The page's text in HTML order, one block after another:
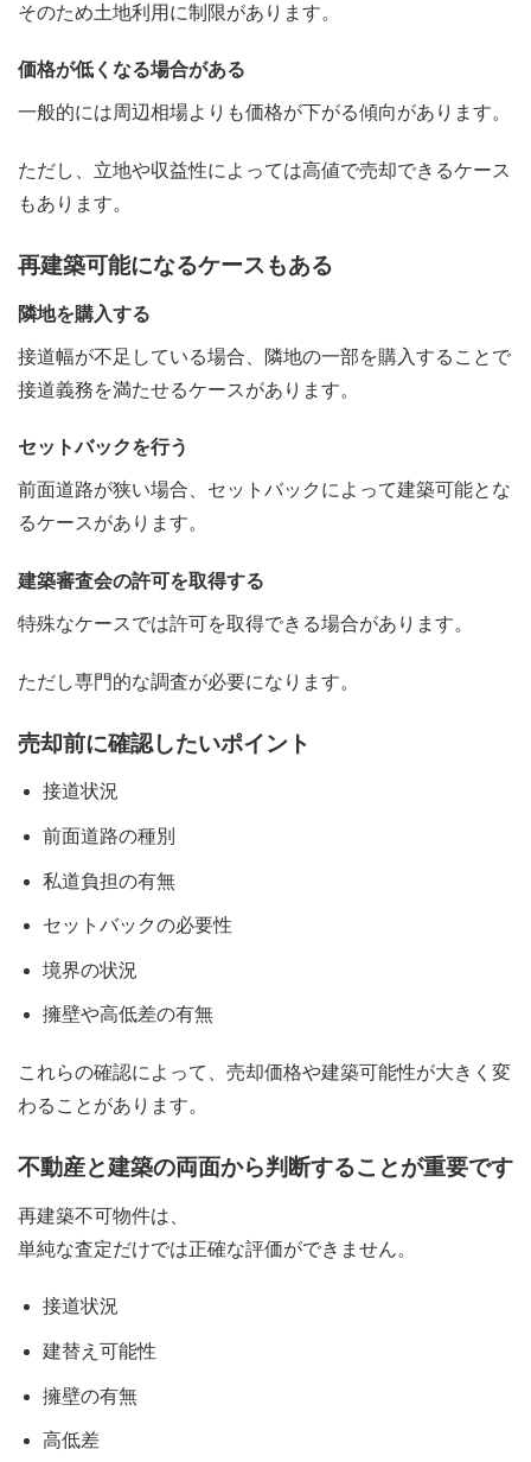
そのため土地利用に制限があります。
価格が低くなる場合がある
一般的には周辺相場よりも価格が下がる傾向があります。
ただし、立地や収益性によっては高値で売却できるケース
もあります。
再建築可能になるケースもある
隣地を購入する
接道幅が不足している場合、隣地の一部を購入することで
接道義務を満たせるケースがあります。
セットバックを行う
前面道路が狭い場合、セットバックによって建築可能とな
るケースがあります。
建築審査会の許可を取得する
特殊なケースでは許可を取得できる場合があります。
ただし専門的な調査が必要になります。
売却前に確認したいポイント
接道状況
前面道路の種別
私道負担の有無
セットバックの必要性
境界の状況
擁壁や高低差の有無
これらの確認によって、売却価格や建築可能性が大きく変
わることがあります。
不動産と建築の両面から判断することが重要です
再建築不可物件は、
単純な査定だけでは正確な評価ができません。
接道状況
建替え可能性
擁壁の有無
高低差